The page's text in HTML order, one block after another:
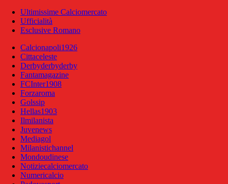
Ultimissime Calciomercato
Ufficialità
Esclusive Romano
Calcionapoli1926
Cittaceleste
Derbyderbyderby
Fantamagazine
FCInter1908
Forzaroma
Golssip
Hellas1903
Ilmilanista
Juvenews
Mediagol
Milanistichannel
Mondoudinese
Notiziecalciomercato
Numericalcio